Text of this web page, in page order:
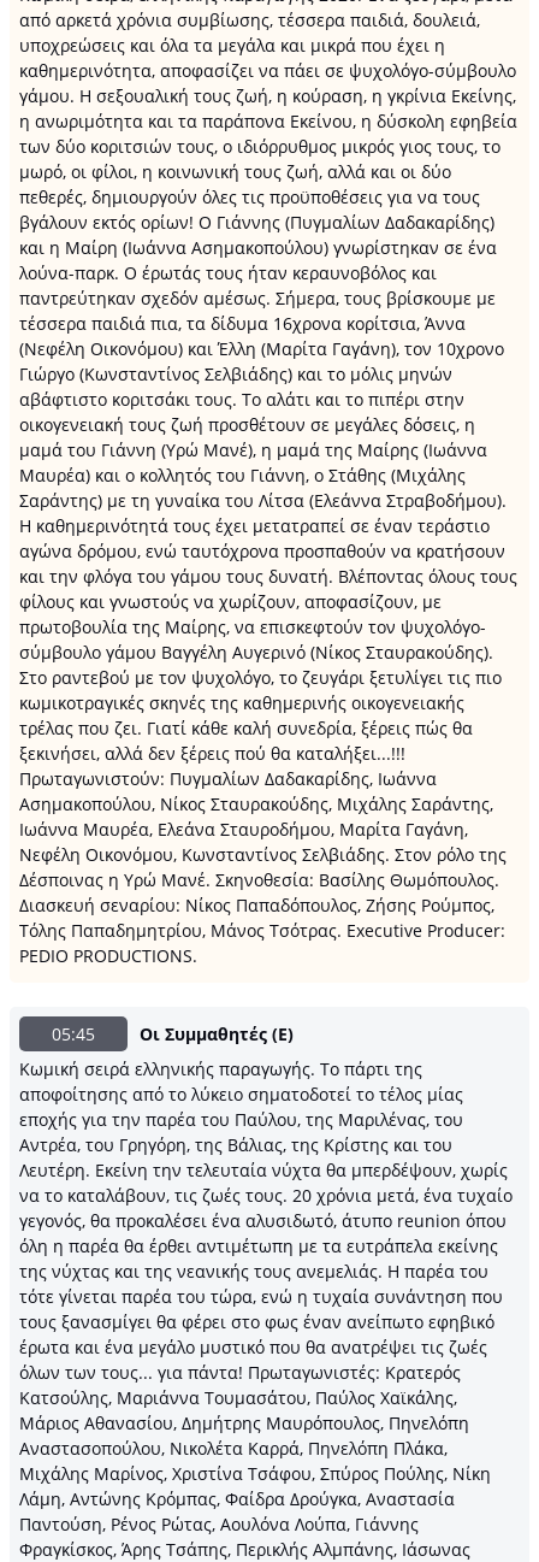
από αρκετά χρόνια συμβίωσης, τέσσερα παιδιά, δουλειά,
υποχρεώσεις και όλα τα μεγάλα και μικρά που έχει η
καθημερινότητα, αποφασίζει να πάει σε ψυχολόγο-σύμβουλο
γάμου. Η σεξουαλική τους ζωή, η κούραση, η γκρίνια Εκείνης,
η ανωριμότητα και τα παράπονα Εκείνου, η δύσκολη εφηβεία
των δύο κοριτσιών τους, ο ιδιόρρυθμος μικρός γιος τους, το
μωρό, οι φίλοι, η κοινωνική τους ζωή, αλλά και οι δύο
πεθερές, δημιουργούν όλες τις προϋποθέσεις για να τους
βγάλουν εκτός ορίων! O Γιάννης (Πυγμαλίων Δαδακαρίδης)
και η Μαίρη (Ιωάννα Ασημακοπούλου) γνωρίστηκαν σε ένα
λούνα-παρκ. Ο έρωτάς τους ήταν κεραυνοβόλος και
παντρεύτηκαν σχεδόν αμέσως. Σήμερα, τους βρίσκουμε με
τέσσερα παιδιά πια, τα δίδυμα 16χρονα κορίτσια, Άννα
(Νεφέλη Οικονόμου) και Έλλη (Μαρίτα Γαγάνη), τον 10χρονο
Γιώργο (Κωνσταντίνος Σελβιάδης) και το μόλις μηνών
αβάφτιστο κοριτσάκι τους. Το αλάτι και το πιπέρι στην
οικογενειακή τους ζωή προσθέτουν σε μεγάλες δόσεις, η
μαμά του Γιάννη (Υρώ Μανέ), η μαμά της Μαίρης (Ιωάννα
Μαυρέα) και ο κολλητός του Γιάννη, ο Στάθης (Μιχάλης
Σαράντης) με τη γυναίκα του Λίτσα (Ελεάννα Στραβοδήμου).
Η καθημερινότητά τους έχει μετατραπεί σε έναν τεράστιο
αγώνα δρόμου, ενώ ταυτόχρονα προσπαθούν να κρατήσουν
και την φλόγα του γάμου τους δυνατή. Βλέποντας όλους τους
φίλους και γνωστούς να χωρίζουν, αποφασίζουν, με
πρωτοβουλία της Μαίρης, να επισκεφτούν τον ψυχολόγο-
σύμβουλο γάμου Βαγγέλη Αυγερινό (Νίκος Σταυρακούδης).
Στο ραντεβού με τον ψυχολόγο, το ζευγάρι ξετυλίγει τις πιο
κωμικοτραγικές σκηνές της καθημερινής οικογενειακής
τρέλας που ζει. Γιατί κάθε καλή συνεδρία, ξέρεις πώς θα
ξεκινήσει, αλλά δεν ξέρεις πού θα καταλήξει...!!!
Πρωταγωνιστούν: Πυγμαλίων Δαδακαρίδης, Ιωάννα
Ασημακοπούλου, Νίκος Σταυρακούδης, Μιχάλης Σαράντης,
Ιωάννα Μαυρέα, Ελεάνα Σταυροδήμου, Μαρίτα Γαγάνη,
Νεφέλη Οικονόμου, Κωνσταντίνος Σελβιάδης. Στον ρόλο της
Δέσποινας η Υρώ Μανέ. Σκηνοθεσία: Βασίλης Θωμόπουλος.
Διασκευή σεναρίου: Νίκος Παπαδόπουλος, Ζήσης Ρούμπος,
Τόλης Παπαδημητρίου, Μάνος Τσότρας. Executive Producer:
PEDIO PRODUCTIONS.
05:45
Οι Συμμαθητές (Ε)
Κωμική σειρά ελληνικής παραγωγής. To πάρτι της
αποφοίτησης από το λύκειο σηματοδοτεί το τέλος μίας
εποχής για την παρέα του Παύλου, της Μαριλένας, του
Αντρέα, του Γρηγόρη, της Βάλιας, της Κρίστης και του
Λευτέρη. Εκείνη την τελευταία νύχτα θα μπερδέψουν, χωρίς
να το καταλάβουν, τις ζωές τους. 20 χρόνια μετά, ένα τυχαίο
γεγονός, θα προκαλέσει ένα αλυσιδωτό, άτυπο reunion όπου
όλη η παρέα θα έρθει αντιμέτωπη με τα ευτράπελα εκείνης
της νύχτας και της νεανικής τους ανεμελιάς. Η παρέα του
τότε γίνεται παρέα του τώρα, ενώ η τυχαία συνάντηση που
τους ξανασμίγει θα φέρει στο φως έναν ανείπωτο εφηβικό
έρωτα και ένα μεγάλο μυστικό που θα ανατρέψει τις ζωές
όλων των τους... για πάντα! Πρωταγωνιστές: Κρατερός
Κατσούλης, Μαριάννα Τουμασάτου, Παύλος Χαϊκάλης,
Μάριος Αθανασίου, Δημήτρης Μαυρόπουλος, Πηνελόπη
Αναστασοπούλου, Νικολέτα Καρρά, Πηνελόπη Πλάκα,
Μιχάλης Μαρίνος, Χριστίνα Τσάφου, Σπύρος Πούλης, Νίκη
Λάμη, Αντώνης Κρόμπας, Φαίδρα Δρούγκα, Αναστασία
Παντούση, Ρένος Ρώτας, Αουλόνα Λούπα, Γιάννης
Φραγκίσκος, Άρης Τσάπης, Περικλής Αλμπάνης, Ιάσωνας